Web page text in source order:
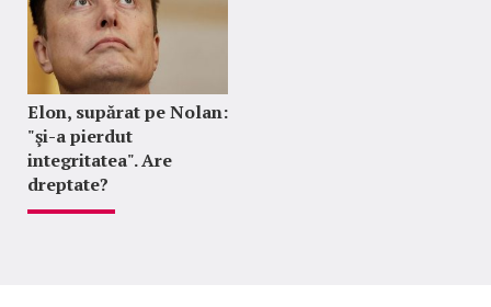
Elon, supărat pe Nolan:
"şi-a pierdut
integritatea". Are
dreptate?